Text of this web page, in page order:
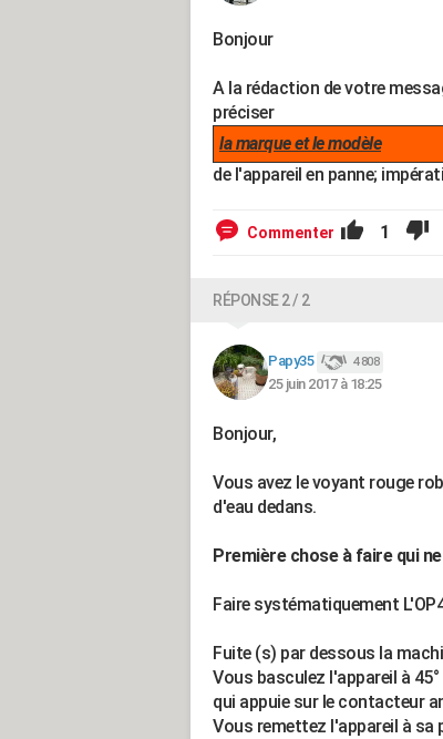
Bonjour
A la rédaction de votre
préciser
la marque et le modèle
de l'appareil en panne;
Commenter 1
RÉPONSE 2 / 2
Papy35 4 808
25 juin 2017 à 18:25
Bonjour,
Vous avez le voyant rouge
d'eau dedans.
Première chose à faire qui ne
Faire systématiquement
Fuite (s) par dessous la
Vous basculez l'appareil à
qui appuie sur le contacteur
Vous remettez l'appareil à sa